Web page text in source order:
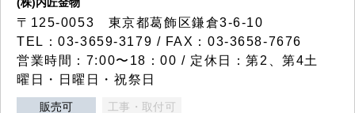
〒125-0053 東京都葛飾区鎌倉3-6-10
TEL：03-3659-3179 / FAX：03-3658-7676
営業時間：7:00〜18：00 / 定休日：第2、第4土
曜日・日曜日・祝祭日
販売可 工事・取付可